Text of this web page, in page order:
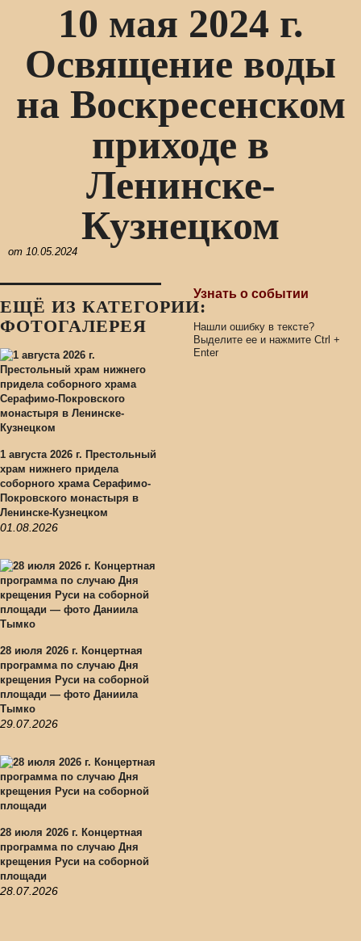
10 мая 2024 г.
Освящение воды
на Воскресенском
приходе в
Ленинске-
Кузнецком
от 10.05.2024
ЕЩЁ ИЗ КАТЕГОРИИ:
ФОТОГАЛЕРЕЯ
1 августа 2026 г. Престольный
храм нижнего придела
соборного храма Серафимо-
Покровского монастыря в
Ленинске-Кузнецком
01.08.2026
28 июля 2026 г. Концертная
программа по случаю Дня
крещения Руси на соборной
площади — фото Даниила
Тымко
29.07.2026
28 июля 2026 г. Концертная
программа по случаю Дня
крещения Руси на соборной
площади
28.07.2026
Узнать о событии
Нашли ошибку в тексте?
Выделите ее и нажмите Ctrl +
Enter